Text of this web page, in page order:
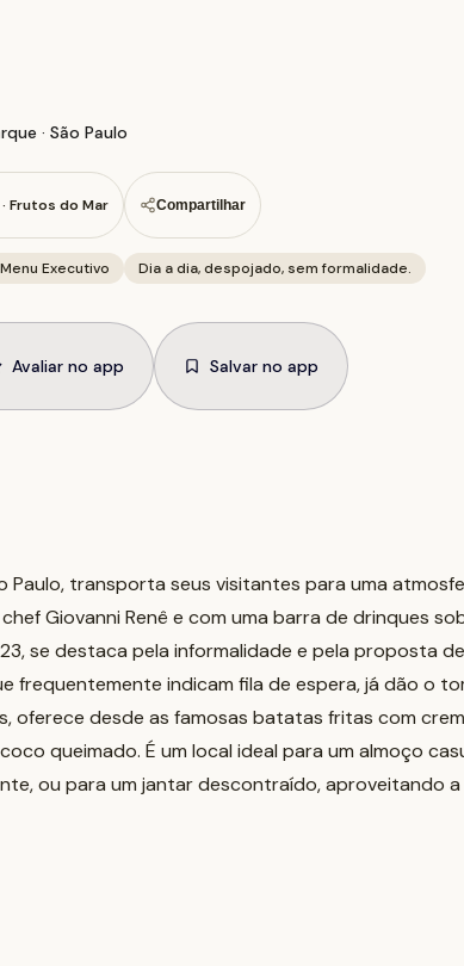
· São Paulo
Frutos do Mar Compartilhar
Menu Executivo Dia a dia, despojado, sem formalidade.
Avaliar no app Salvar no app
Paulo, transporta seus visitantes para uma
Giovanni Renê e com uma barra de drinques
se destaca pela informalidade e pela proposta
frequentemente indicam fila de espera, já dão o
oferece desde as famosas batatas fritas com
queimado. É um local ideal para um almoço
ou para um jantar descontraído, aproveitando